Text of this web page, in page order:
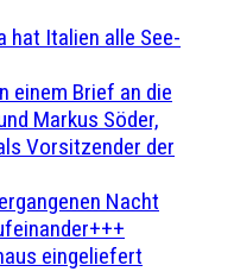
hat Italien alle See-
einem Brief an die
Markus Söder,
Vorsitzender der
Nacht
eingeliefert